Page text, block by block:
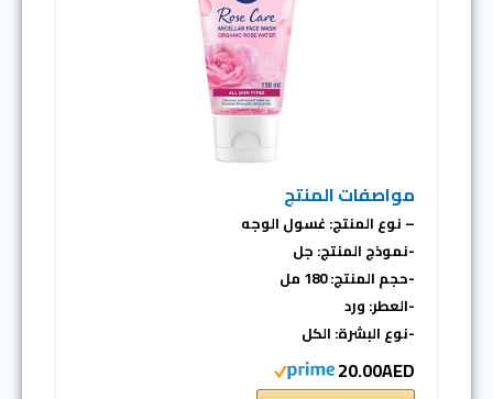
مواصفات المنتج
– نوع المنتج: غسول الوجه
-نموذج المنتج: جل
-حجم المنتج: 180 مل
-العطر: ورد
-نوع البشرة: الكل
20.00AED